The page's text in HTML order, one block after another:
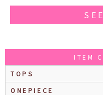
ITEM
TOPS
ONEPIECE